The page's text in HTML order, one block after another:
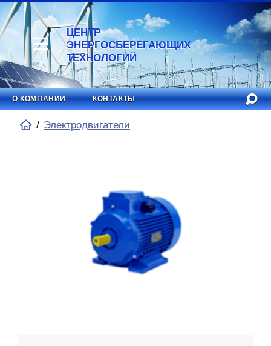
ЦЕНТР
ЭНЕРГОСБЕРЕГАЮЩИХ
ТЕХНОЛОГИЙ
О КОМПАНИИ КОНТАКТЫ
Электродвигатели